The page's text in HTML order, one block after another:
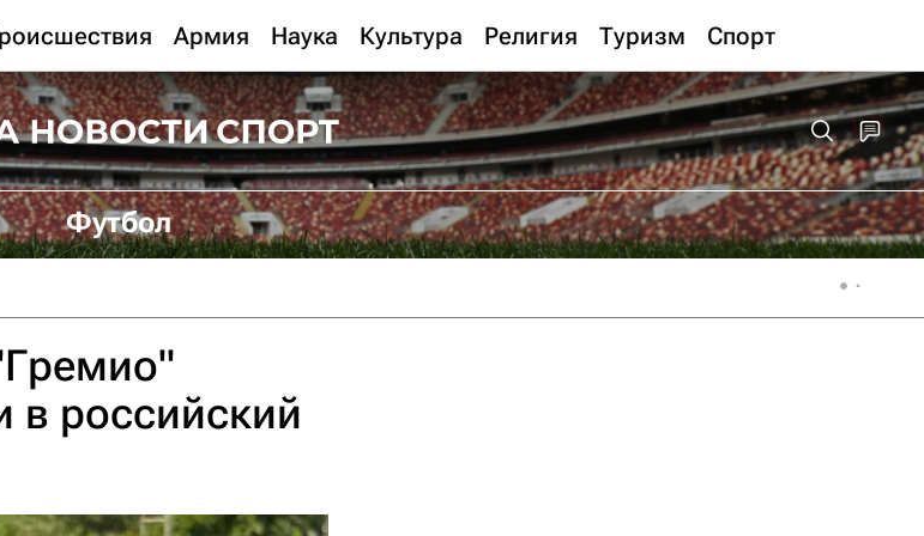
Армия Наука Культура Религия Туризм Спорт
Футбол
в российский